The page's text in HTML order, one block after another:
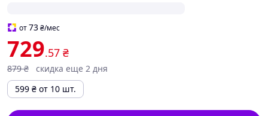
от73₴/мес
729.57 ₴
879 ₴
скидка еще 2 дня
599 ₴ от 10 шт.